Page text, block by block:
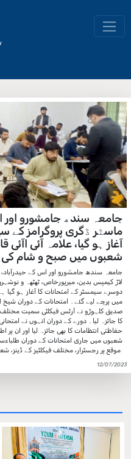
جامعہ سندھ جامشورو اور
ماسٹر ڈگری پروگرامز کے
آغاز ہو گیا، علامہ آئی
شعبوں میں صبح و شام کی
جامعہ سندھ جامشورو اور اس کے حیدرآباد،
لاڑ کیمپس بدین، میرپورخاص، ٹھٹھہ و
دوسرے سیمسٹر کے امتحانات کا آغاز ہو
میں پرچے لیے گئے۔ امتحانات کے دوران
صدیق کلہوڑو نے آرٹس فیکلٹی سمیت مختلف
کا جائزہ لیا۔ دورے کے دوران انہوں نے
حفاظتی انتظامات کا بھی جائزہ لیا اور ان
شعبوں میں جاری امتحانات کے دوران
موقع پر رجسٹرار، مختلف فیکلٹیز کے ڈینز، شعبوں کے سربراہان و دیگر بھی ان کے ہمراہ تھے۔
12/07/2023